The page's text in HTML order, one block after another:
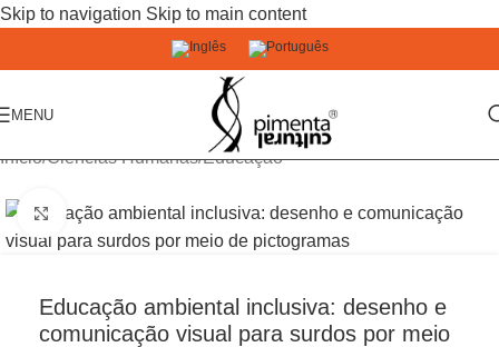
Skip to navigation Skip to main content
MENU
Início/Ciências Humanas/Educação
Click to enlarge
Educação ambiental inclusiva: desenho e
comunicação visual para surdos por meio